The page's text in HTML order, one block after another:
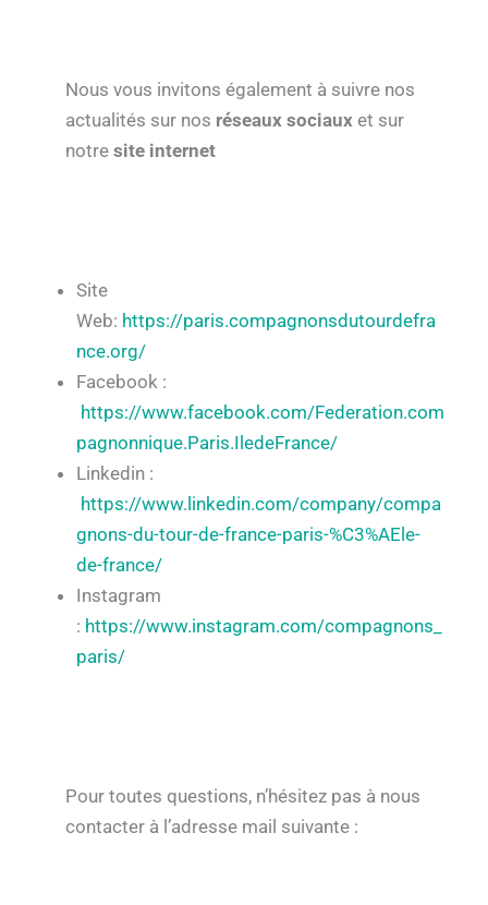
Nous vous invitons également à suivre nos
actualités sur nos réseaux sociaux et sur
notre site internet
Site
Web: https://paris.compagnonsdutourdefra
nce.org/
Facebook :
https://www.facebook.com/Federation.com
pagnonnique.Paris.IledeFrance/
Linkedin :
https://www.linkedin.com/company/compa
gnons-du-tour-de-france-paris-%C3%AEle-
de-france/
Instagram
: https://www.instagram.com/compagnons_
paris/
Pour toutes questions, n’hésitez pas à nous
contacter à l’adresse mail suivante :